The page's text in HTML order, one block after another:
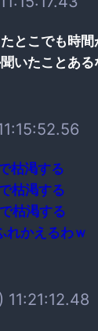
とこでも時
いたことある
枯渇する
枯渇する
枯渇する
かえるわｗ